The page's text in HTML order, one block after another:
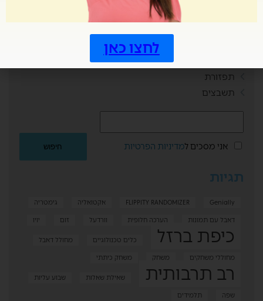
תפזורת
תשבצים
אני מסכים למדיניות הפרטיות
תגיות
FLIPPITY RANDOMIZER Genially אקטואליה
גימטריה
דאבל עם תמונות
הערכה חלופית וורדעל זום יויו
כיפת ברזל כלים טכנולוגיים
מחולל דאבל
מחוללי משחקים
משחק משחק כיתתי
רב תרבותית שאילת שאלות
שבוע עליות
שפה
תלמידים
לחצו כאן